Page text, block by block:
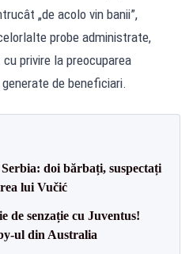
„de acolo vin banii”,
probe administrate,
privire la preocuparea
de beneficiari.
doi bărbați, suspectați
lui Vučić
de senzație cu Juventus!
ul din Australia